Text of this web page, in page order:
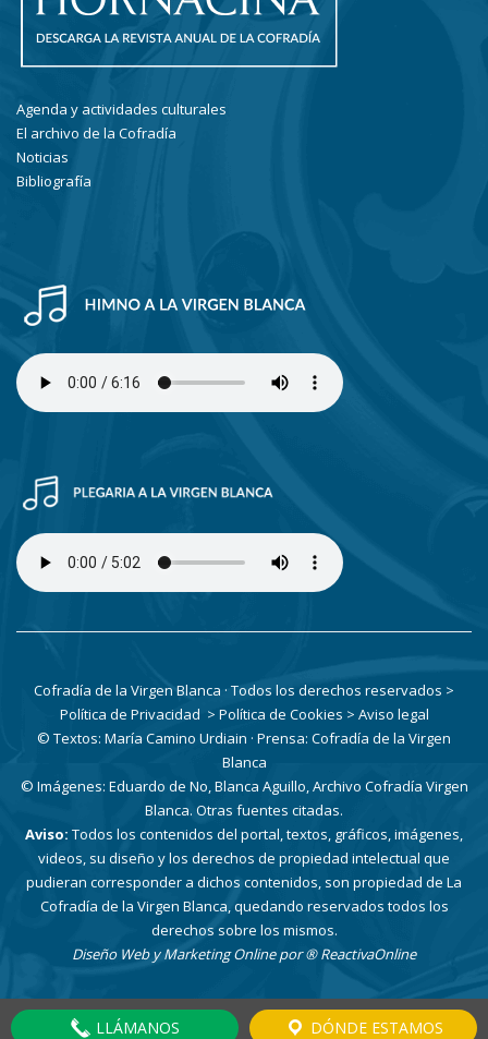
Agenda y actividades culturales
El archivo de la Cofradía
Noticias
Bibliografía
Cofradía de la Virgen Blanca · Todos los derechos reservados >
Política de Privacidad > Política de Cookies > Aviso legal
© Textos: María Camino Urdiain · Prensa: Cofradía de la Virgen
Blanca
© Imágenes: Eduardo de No, Blanca Aguillo, Archivo Cofradía Virgen
Blanca. Otras fuentes citadas.
Aviso: Todos los contenidos del portal, textos, gráficos, imágenes,
videos, su diseño y los derechos de propiedad intelectual que
pudieran corresponder a dichos contenidos, son propiedad de La
Cofradía de la Virgen Blanca, quedando reservados todos los
derechos sobre los mismos.
Diseño Web y Marketing Online por® ReactivaOnline
LLÁMANOS DÓNDE ESTAMOS